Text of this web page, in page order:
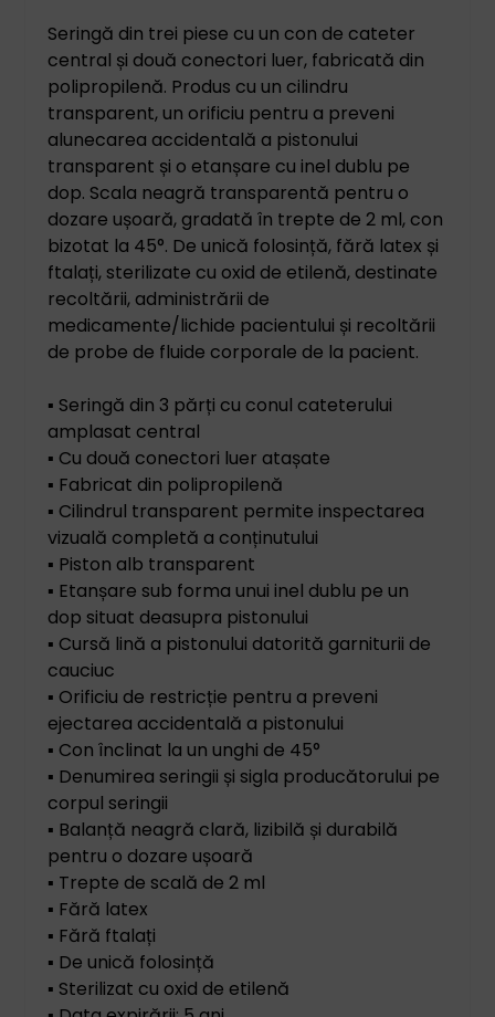
Seringă din trei piese cu un con de cateter
central și două conectori luer, fabricată din
polipropilenă. Produs cu un cilindru
transparent, un orificiu pentru a preveni
alunecarea accidentală a pistonului
transparent și o etanșare cu inel dublu pe
dop. Scala neagră transparentă pentru o
dozare ușoară, gradată în trepte de 2 ml, con
bizotat la 45°. De unică folosință, fără latex și
ftalați, sterilizate cu oxid de etilenă, destinate
recoltării, administrării de
medicamente/lichide pacientului și recoltării
de probe de fluide corporale de la pacient.
▪ Seringă din 3 părți cu conul cateterului
amplasat central
▪ Cu două conectori luer atașate
▪ Fabricat din polipropilenă
▪ Cilindrul transparent permite inspectarea
vizuală completă a conținutului
▪ Piston alb transparent
▪ Etanșare sub forma unui inel dublu pe un
dop situat deasupra pistonului
▪ Cursă lină a pistonului datorită garniturii de
cauciuc
▪ Orificiu de restricție pentru a preveni
ejectarea accidentală a pistonului
▪ Con înclinat la un unghi de 45°
▪ Denumirea seringii și sigla producătorului pe
corpul seringii
▪ Balanță neagră clară, lizibilă și durabilă
pentru o dozare ușoară
▪ Trepte de scală de 2 ml
▪ Fără latex
▪ Fără ftalați
▪ De unică folosință
▪ Sterilizat cu oxid de etilenă